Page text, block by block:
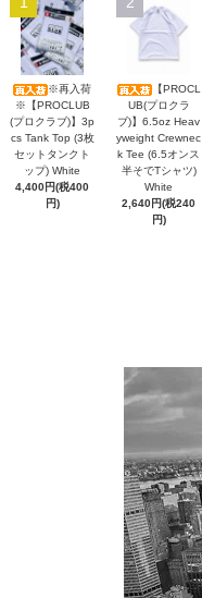
※再入荷
※【PROCLUB
(プロクラブ)】3p
cs Tank Top (3枚
セットタンクト
ップ) White
4,400円(税400
円)
【PROCL
UB(プロクラ
ブ)】6.5oz Heav
yweight Crewnec
k Tee (6.5オンス
半そでTシャツ)
White
2,640円(税240
円)